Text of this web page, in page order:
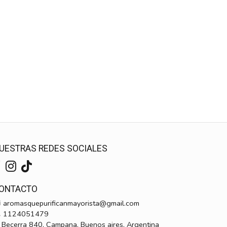
REDES SOCIALES
aromasquepurificanmayorista@gmail.com
1124051479
Becerra 840, Campana, Buenos aires, Argentina